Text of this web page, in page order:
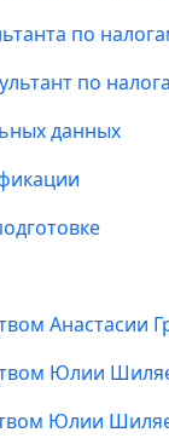
по
по
данных
Анастасии
Юлии
Юлии